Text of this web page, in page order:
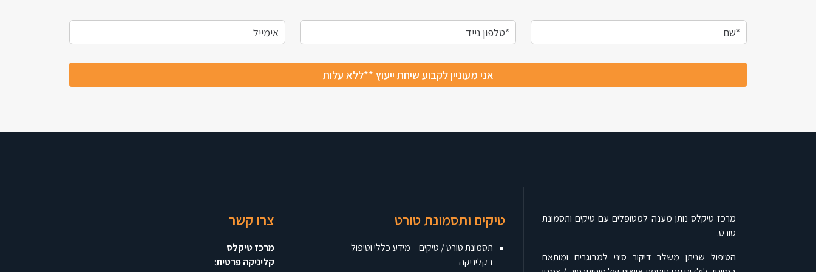
מרכז טיקלס נותן מענה למטופלים עם טיקים ותסמונת
טורט.
הטיפול שניתן משלב דיקור סיני למבוגרים ומותאם
טיקים ותסמונת טורט
תסמונת טורט / טיקים – מידע כללי וטיפול
בקליניקה
צרו קשר
מרכז טיקלס
קליניקה פרטית: